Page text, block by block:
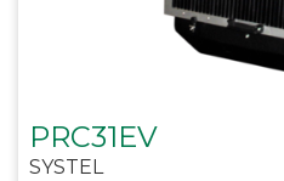
PRC31EV
SYSTEL